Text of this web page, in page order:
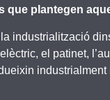
que plantegen
industrialització
el patinet,